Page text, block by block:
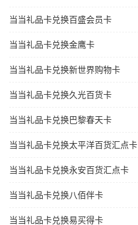
当当礼品卡兑换百盛会员卡
当当礼品卡兑换金鹰卡
当当礼品卡兑换新世界购物卡
当当礼品卡兑换久光百货卡
当当礼品卡兑换巴黎春天卡
当当礼品卡兑换太平洋百货汇点卡
当当礼品卡兑换永安百货汇点卡
当当礼品卡兑换八佰伴卡
当当礼品卡兑换易买得卡